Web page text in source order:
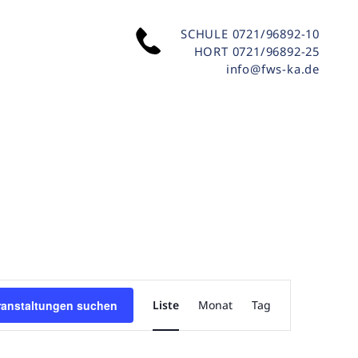
SCHULE 0721/96892-10
HORT 0721/96892-25
info@fws-ka.de
suchen
ANSICHTEN-
Liste Monat Tag